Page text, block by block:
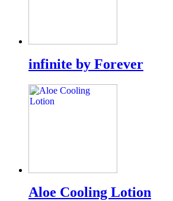
infinite by Forever
Aloe Cooling Lotion